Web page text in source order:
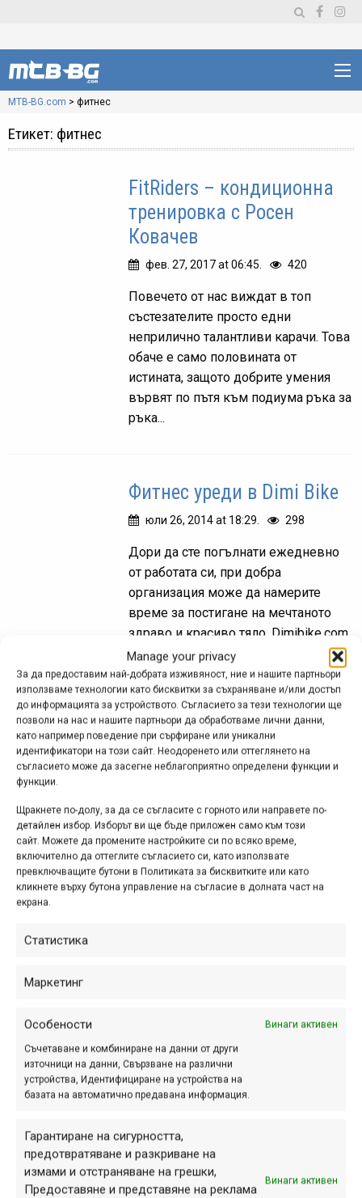
Manage your privacy
За да предоставим най-добрата изживяност, ние и нашите партньори
използваме технологии като бисквитки за съхраняване и/или достъп
до информацията за устройството. Съгласието за тези технологии ще
позволи на нас и нашите партньори да обработваме лични данни,
като например поведение при сърфиране или уникални
идентификатори на този сайт. Неодоренето или оттеглянето на
съгласието може да засегне неблагоприятно определени функции и
функции.
Щракнете по-долу, за да се съгласите с горното или направете по-
детайлен избор. Изборът ви ще бъде приложен само към този
сайт. Можете да промените настройките си по всяко време,
включително да оттеглите съгласието си, като използвате
превключващите бутони в Политиката за бисквитките или като
кликнете върху бутона управление на съгласие в долната част на
екрана.
Статистика
Маркетинг
Особености Винаги активен
Съчетаване и комбиниране на данни от други
източници на данни, Свързване на различни
устройства, Идентифициране на устройства на
базата на автоматично предавана информация.
Гарантиране на сигурността,
предотвратяване и разкриване на
измами и отстраняване на грешки,
Предоставяне и представяне на реклама
Винаги активен
MTB-BG.com > фитнес
Етикет: фитнес
FitRiders – кондиционна
тренировка с Росен
Ковачев
фев. 27, 2017 at 06:45. 420
Повечето от нас виждат в топ
състезателите просто едни
неприлично талантливи карачи. Това
обаче е само половината от
истината, защото добрите умения
вървят по пътя към подиума ръка за
ръка...
Фитнес уреди в Dimi Bike
юли 26, 2014 at 18:29. 298
Дори да сте погълнати ежедневно
от работата си, при добра
организация може да намерите
време за постигане на мечтаното
здраво и красиво тяло. Dimibike.com
ви предлага богат избор от фитнес-
уреди за...
Снимка на деня
Снимка на деня | 08.08.2026
ПАРТНЬОРИ